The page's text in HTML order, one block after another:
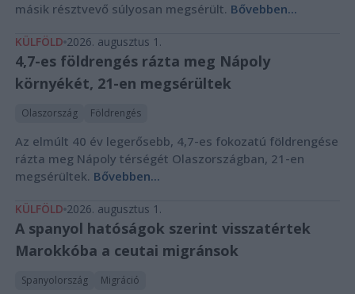
másik résztvevő súlyosan megsérült. Bővebben...
KÜLFÖLD 2026. augusztus 1.
4,7-es földrengés rázta meg Nápoly
környékét, 21-en megsérültek
Olaszország Földrengés
Az elmúlt 40 év legerősebb, 4,7-es fokozatú földrengése
rázta meg Nápoly térségét Olaszországban, 21-en
megsérültek. Bővebben...
KÜLFÖLD 2026. augusztus 1.
A spanyol hatóságok szerint visszatértek
Marokkóba a ceutai migránsok
Spanyolország Migráció